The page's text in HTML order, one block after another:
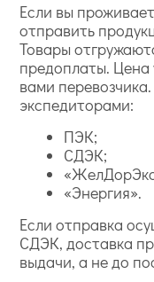
Если вы
отправить
Товары
предоплаты. Цена
вами
экспедиторами:
ПЭК;
СДЭК;
«Энергия».
Если отправка
СДЭК, доставка
выдачи, а не до